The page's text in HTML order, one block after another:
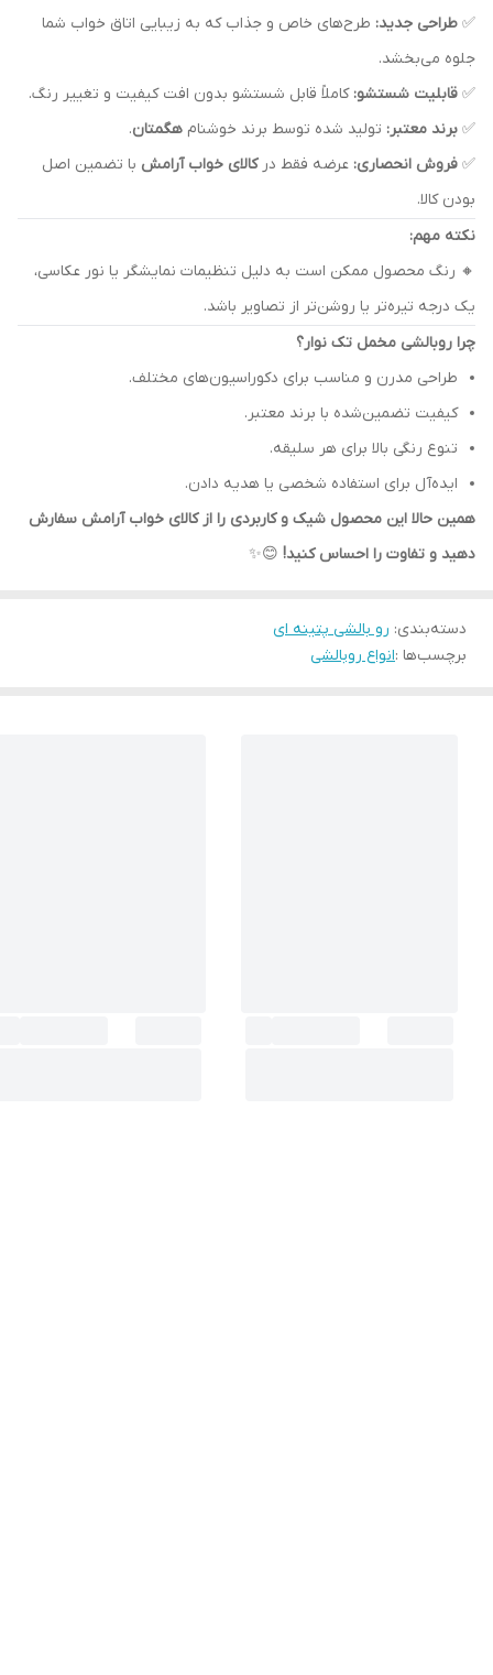
✅ طراحی جدید: طرح‌های خاص و جذاب که به زیبایی اتاق خواب شما
جلوه می‌بخشد.
✅ قابلیت شستشو: کاملاً قابل شستشو بدون افت کیفیت و تغییر رنگ.
✅ برند معتبر: تولید شده توسط برند خوشنام هگمتان.
✅ فروش انحصاری: عرضه فقط درکالای خواب آرامش با تضمین اصل
بودن کالا.
نکته مهم:
🔸 رنگ محصول ممکن است به دلیل تنظیمات نمایشگر یا نور عکاسی،
یک درجه تیره‌تر یا روشن‌تر از تصاویر باشد.
چرا روبالشی مخمل تک نوار؟
طراحی مدرن و مناسب برای دکوراسیون‌های مختلف.
کیفیت تضمین‌شده با برند معتبر.
تنوع رنگی بالا برای هر سلیقه.
ایده‌آل برای استفاده شخصی یا هدیه دادن.
همین حالا این محصول شیک و کاربردی را از کالای خواب آرامش سفارش
دهید و تفاوت را احساس کنید! 😊✨
دسته‌بندی: رو بالشی پتینه ای
برچسب‌ها :انواع روبالشی